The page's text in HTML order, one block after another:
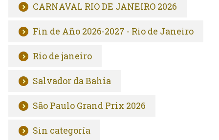
CARNAVAL RIO DE JANEIRO 2026
Fin de Año 2026-2027 - Rio de Janeiro
Rio de janeiro
Salvador da Bahia
São Paulo Grand Prix 2026
Sin categoría